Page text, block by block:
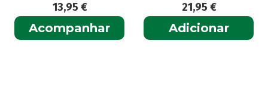
13,95€
Acompanhar
21,95€
Adicionar